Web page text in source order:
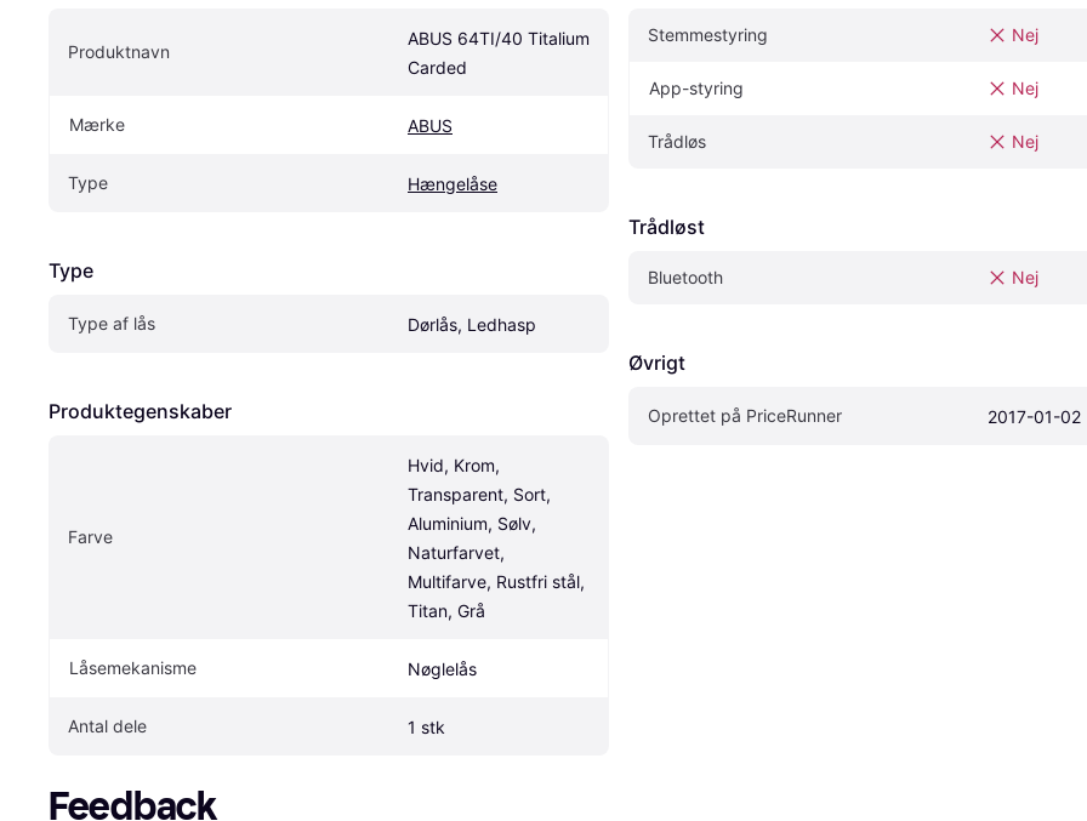
Produktnavn
ABUS 64TI/40 Titalium
Carded
Mærke ABUS
Type Hængelåse
Type
Type af lås Dørlås, Ledhasp
Produktegenskaber
Farve
Hvid, Krom,
Transparent, Sort,
Aluminium, Sølv,
Naturfarvet,
Multifarve, Rustfri stål,
Titan, Grå
Låsemekanisme Nøglelås
Antal dele 1 stk
Stemmestyring Nej
App-styring Nej
Trådløs Nej
Trådløst
Bluetooth Nej
Øvrigt
Oprettet på PriceRunner 2017-01-02
Feedback